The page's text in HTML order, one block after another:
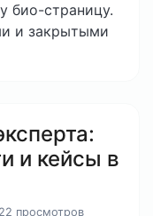
био-страницу.
и закрытыми
и кейсы в
просмотров